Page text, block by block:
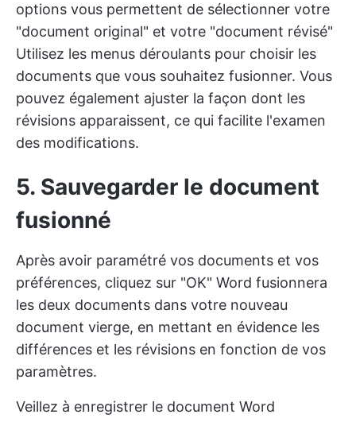
options vous permettent de sélectionner votre
"document original" et votre "document révisé"
Utilisez les menus déroulants pour choisir les
documents que vous souhaitez fusionner. Vous
pouvez également ajuster la façon dont les
révisions apparaissent, ce qui facilite l'examen
des modifications.
5. Sauvegarder le document
fusionné
Après avoir paramétré vos documents et vos
préférences, cliquez sur "OK" Word fusionnera
les deux documents dans votre nouveau
document vierge, en mettant en évidence les
différences et les révisions en fonction de vos
paramètres.
Veillez à enregistrer le document Word